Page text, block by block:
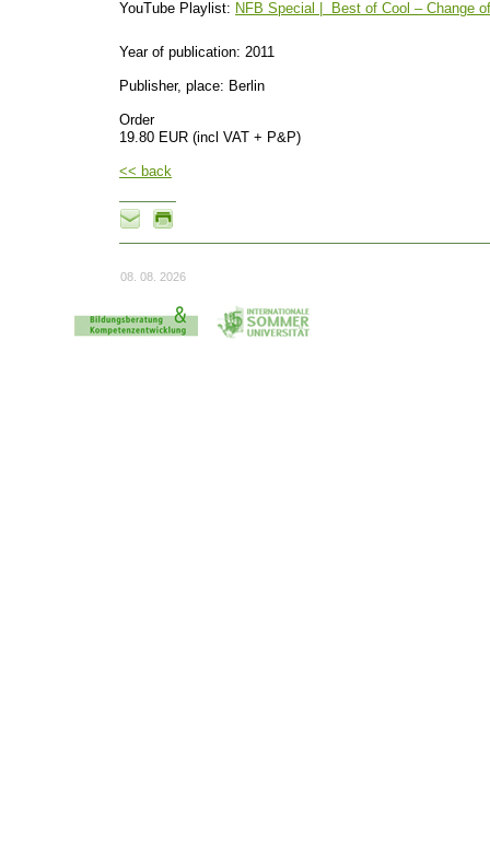
YouTube Playlist: NFB Special | Best of Cool – Change
Year of publication: 2011
Publisher, place: Berlin
Order
19.80 EUR (incl VAT + P&P)
<< back
08. 08. 2026